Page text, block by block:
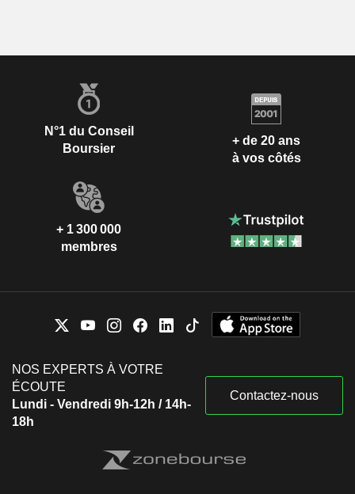
N°1 du Conseil
Boursier
+ de 20 ans
à vos côtés
+ 1 300 000
membres
NOS EXPERTS À VOTRE
ÉCOUTE
Lundi - Vendredi 9h-12h / 14h-
18h
Contactez-nous